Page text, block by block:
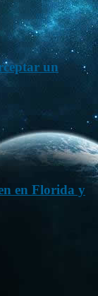
un
en Florida y